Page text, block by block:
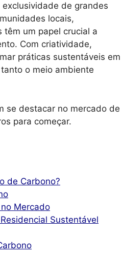
de grandes
locais,
têm um papel crucial a
Com criatividade,
práticas sustentáveis em
o meio ambiente
se destacar no mercado de
para começar.
de Carbono?
Mercado
Sustentável